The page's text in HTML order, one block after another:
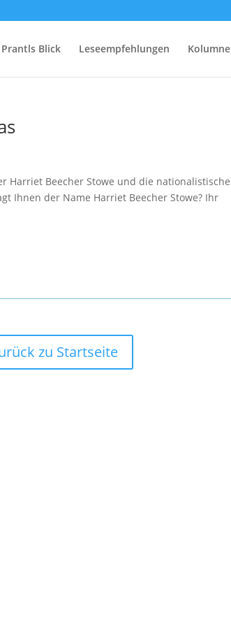
Prantls Blick Leseempfehlungen Kolumne
Harriet Beecher Stowe und die nationalistische
Ihnen der Name Harriet Beecher Stowe? Ihr
zu Startseite